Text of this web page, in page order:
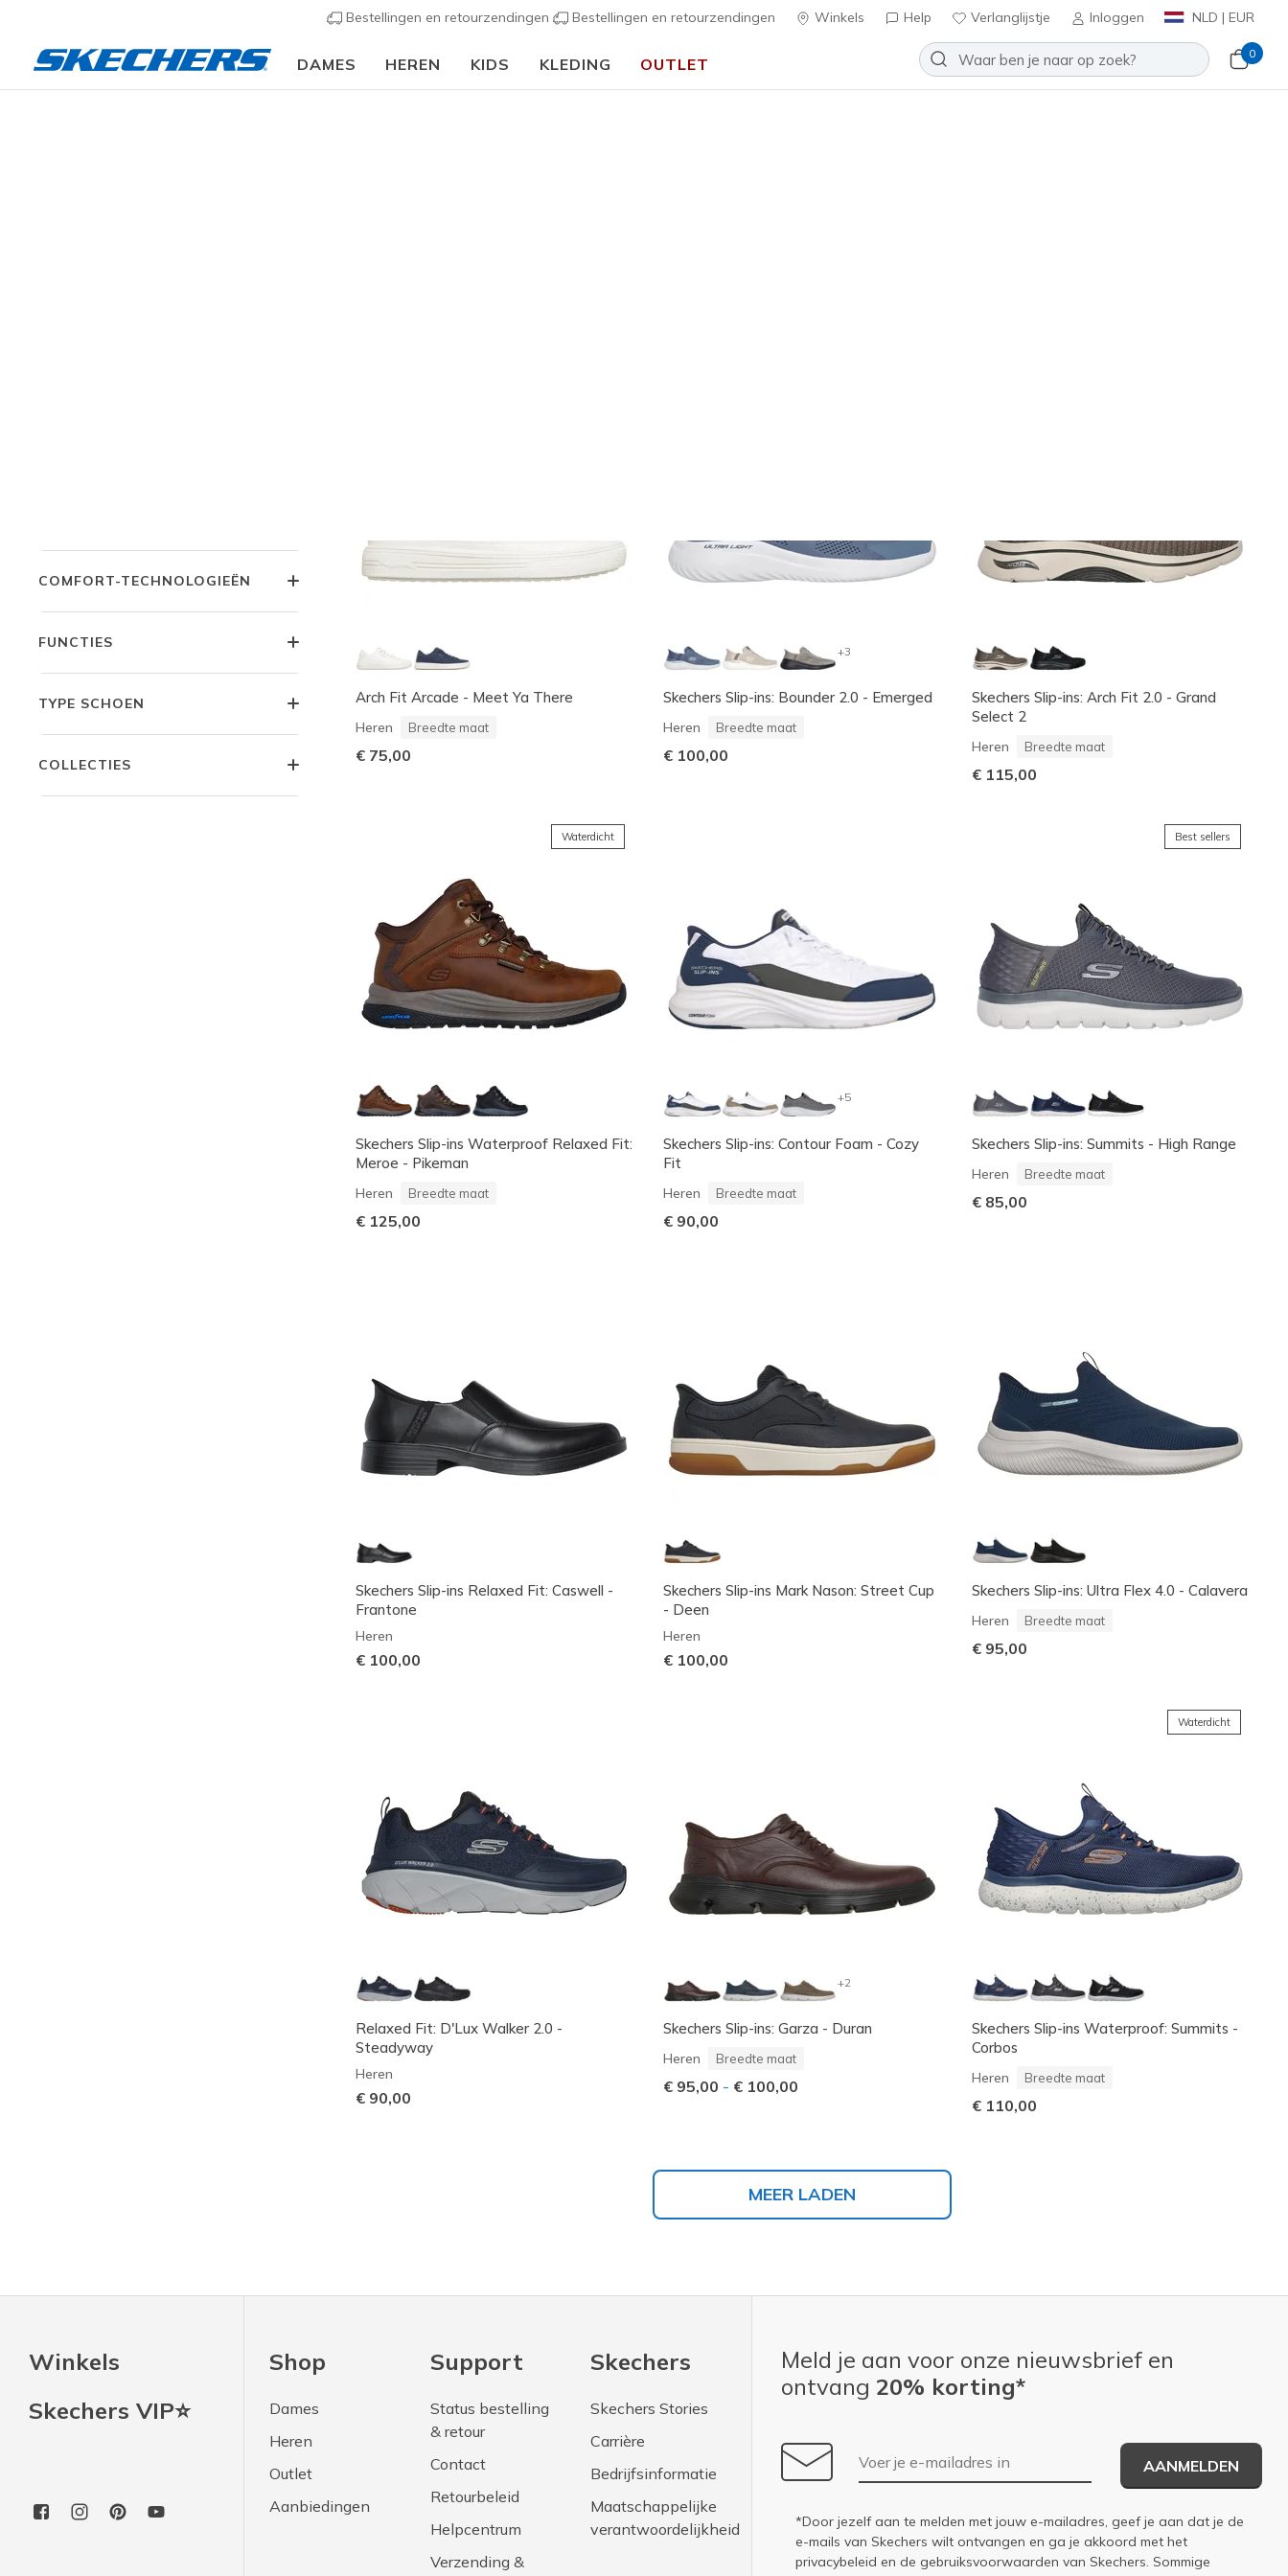
Bestellingen en retourzendingen Bestellingen en retourzendingen Winkels Help Verlanglijstje Inloggen NLD | EUR
DAMES HEREN KIDS KLEDING OUTLET
0
COMFORT-TECHNOLOGIEËN
FUNCTIES
TYPE SCHOEN
COLLECTIES
Arch Fit Arcade - Meet Ya There
Heren Breedte maat
€ 75,00
+3
Skechers Slip-ins: Bounder 2.0 - Emerged
Heren Breedte maat
€ 100,00
Skechers Slip-ins: Arch Fit 2.0 - Grand
Select 2
Heren Breedte maat
€ 115,00
Waterdicht
Skechers Slip-ins Waterproof Relaxed Fit:
Meroe - Pikeman
Heren Breedte maat
€ 125,00
+5
Skechers Slip-ins: Contour Foam - Cozy
Fit
Heren Breedte maat
€ 90,00
Best sellers
Skechers Slip-ins: Summits - High Range
Heren Breedte maat
€ 85,00
Skechers Slip-ins Relaxed Fit: Caswell -
Frantone
Heren
€ 100,00
Skechers Slip-ins Mark Nason: Street Cup
- Deen
Heren
€ 100,00
Skechers Slip-ins: Ultra Flex 4.0 - Calavera
Heren Breedte maat
€ 95,00
Relaxed Fit: D'Lux Walker 2.0 -
Steadyway
Heren
€ 90,00
+2
Skechers Slip-ins: Garza - Duran
Heren Breedte maat
€ 95,00 - € 100,00
Waterdicht
Skechers Slip-ins Waterproof: Summits -
Corbos
Heren Breedte maat
€ 110,00
MEER LADEN
Winkels
Skechers VIP⭐
Shop
Dames
Heren
Outlet
Aanbiedingen
Support
Status bestelling
& retour
Contact
Retourbeleid
Helpcentrum
Verzending &
Skechers
Skechers Stories
Carrière
Bedrijfsinformatie
Maatschappelijke
verantwoordelijkheid
Meld je aan voor onze nieuwsbrief en
ontvang 20% korting*
E-mailadres
AANMELDEN
*Door jezelf aan te melden met jouw e-mailadres, geef je aan dat je de
e-mails van Skechers wilt ontvangen en ga je akkoord met het
privacybeleid en de gebruiksvoorwaarden van Skechers. Sommige